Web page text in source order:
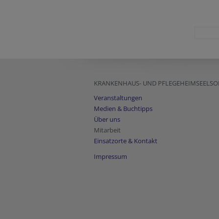
KRANKENHAUS- UND
Veranstaltungen
Medien & Buchtipps
Über uns
Mitarbeit
Einsatzorte & Kontakt
Impressum